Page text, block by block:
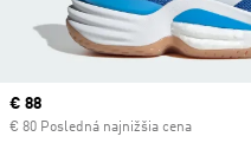
Current price
€ 88
€ 80 Posledná najnižšia cena